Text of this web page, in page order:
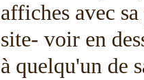
affiches avec
site- voir en
à quelqu'un de